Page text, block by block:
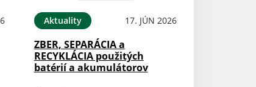
Aktuality 17. JÚN 2026
ZBER, SEPARÁCIA a
RECYKLÁCIA použitých
batérií a akumulátorov